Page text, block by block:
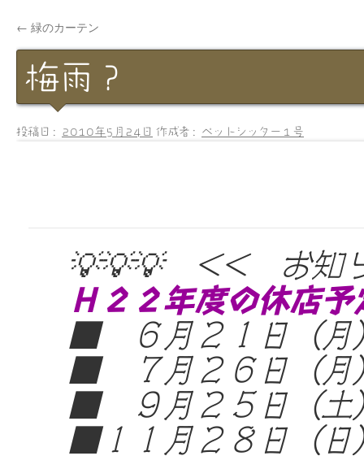
← 緑のカーテン
梅雨？
投稿日: 2010年5月24日 作成者: ペットシッター１号
💡💡💡 << お知
Ｈ２２年度の休店
■ ６月２１日（
■ ７月２６日（月
■ ９月２５日（土
■１１月２８日（